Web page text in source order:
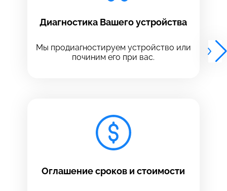
Диагностика Вашего устройства
Мы продиагностируем устройство или
починим его при вас.
Оглашение сроков и стоимости
Выберите адрес сервиса, в который хотите
позвонить
Выберите адрес сервиса, в который хотите